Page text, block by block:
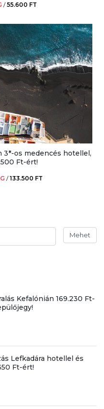
/55.600 FT
3*-os medencés hotellel,
Ft-ért!
/133.500 FT
Mehet
Kefalónián 169.230 Ft-
Lefkadára hotellel és
Ft-ért!